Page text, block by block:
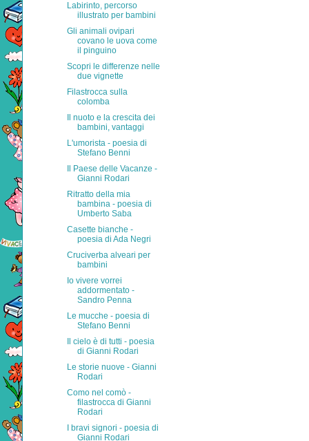
Labirinto, percorso
illustrato per bambini
Gli animali ovipari
covano le uova come
il pinguino
Scopri le differenze nelle
due vignette
Filastrocca sulla
colomba
Il nuoto e la crescita dei
bambini, vantaggi
L'umorista - poesia di
Stefano Benni
Il Paese delle Vacanze -
Gianni Rodari
Ritratto della mia
bambina - poesia di
Umberto Saba
Casette bianche -
poesia di Ada Negri
Cruciverba alveari per
bambini
Io vivere vorrei
addormentato -
Sandro Penna
Le mucche - poesia di
Stefano Benni
Il cielo è di tutti - poesia
di Gianni Rodari
Le storie nuove - Gianni
Rodari
Como nel comò -
filastrocca di Gianni
Rodari
I bravi signori - poesia di
Gianni Rodari